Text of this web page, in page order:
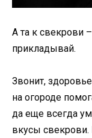
А та к свекрови
прикладывай.
Звонит,
на огороде
да еще всегда
вкусы свекрови.